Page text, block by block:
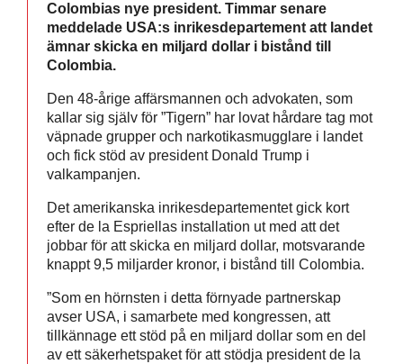
Colombias nye president. Timmar senare
meddelade USA:s inrikesdepartement att landet
ämnar skicka en miljard dollar i bistånd till
Colombia.
Den 48-årige affärsmannen och advokaten, som
kallar sig själv för ”Tigern” har lovat hårdare tag mot
väpnade grupper och narkotikasmugglare i landet
och fick stöd av president Donald Trump i
valkampanjen.
Det amerikanska inrikesdepartementet gick kort
efter de la Espriellas installation ut med att det
jobbar för att skicka en miljard dollar, motsvarande
knappt 9,5 miljarder kronor, i bistånd till Colombia.
”Som en hörnsten i detta förnyade partnerskap
avser USA, i samarbete med kongressen, att
tillkännage ett stöd på en miljard dollar som en del
av ett säkerhetspaket för att stödja president de la